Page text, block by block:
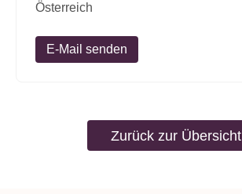
Österreich
E-Mail senden
Zurück zur Übersicht